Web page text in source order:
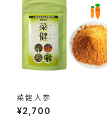
菜健 人参
¥2,700